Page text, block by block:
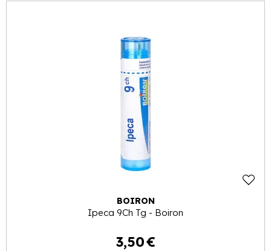
BOIRON
Ipeca 9Ch Tg - Boiron
3,50€